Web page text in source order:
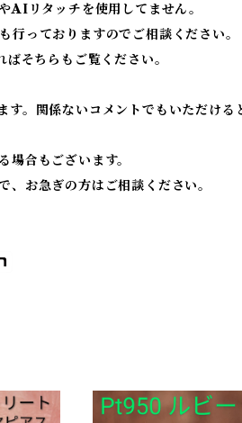
AIリタッチを使用してません。
っておりますのでご相談ください。
そちらもご覧ください。
。関係ないコメントでもいただける
合もございます。
お急ぎの方はご相談ください。